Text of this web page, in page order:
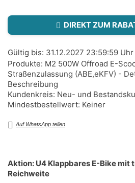
DIREKT ZUM
Gültig bis: 31.12.2027 23:59:59 Uhr
Produkte: M2 500W Offroad E-
Straßenzulassung (ABE,eKFV) -
Beschreibung
Kundenkreis: Neu- und
Mindestbestellwert: Keiner
Auf WhatsApp teilen
Aktion: U4 Klappbares E-Bike mit
Reichweite